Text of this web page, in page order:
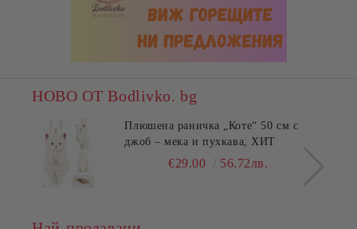
НОВО ОТ Bodlivko. bg
Плюшена раничка „Коте“ 50 см с
джоб – мека и пухкава, ХИТ
€29.00 56.72лв.